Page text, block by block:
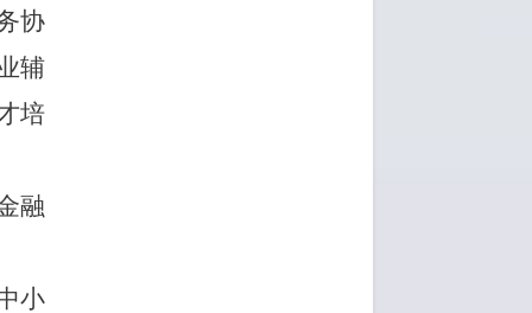
协
辅
培
融
小